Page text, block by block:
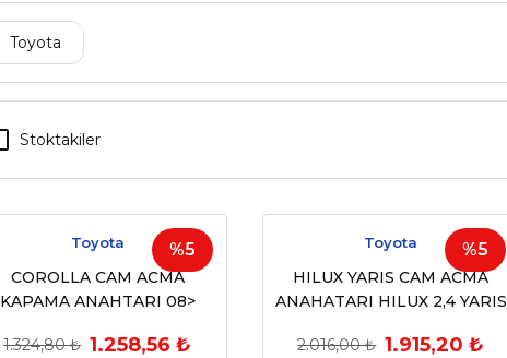
Toyota
Stoktakiler
%5
Toyota
COROLLA CAM ACMA
KAPAMA ANAHTARI 08>
(OEM:84820 - 06100)
1.324,80 ₺ 1.258,56 ₺
%5
Toyota
HILUX YARIS CAM ACMA
ANAHATARI HILUX 2,4 YARIS
60090)
2.016,00 ₺ 1.915,20 ₺